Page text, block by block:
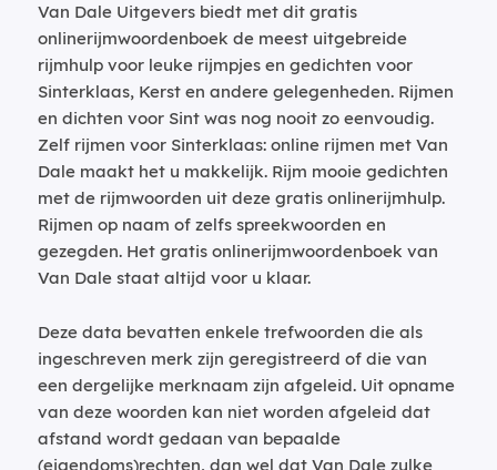
Van Dale Uitgevers biedt met dit gratis
onlinerijmwoordenboek de meest uitgebreide
rijmhulp voor leuke rijmpjes en gedichten voor
Sinterklaas, Kerst en andere gelegenheden. Rijmen
en dichten voor Sint was nog nooit zo eenvoudig.
Zelf rijmen voor Sinterklaas: online rijmen met Van
Dale maakt het u makkelijk. Rijm mooie gedichten
met de rijmwoorden uit deze gratis onlinerijmhulp.
Rijmen op naam of zelfs spreekwoorden en
gezegden. Het gratis onlinerijmwoordenboek van
Van Dale staat altijd voor u klaar.
Deze data bevatten enkele trefwoorden die als
ingeschreven merk zijn geregistreerd of die van
een dergelijke merknaam zijn afgeleid. Uit opname
van deze woorden kan niet worden afgeleid dat
afstand wordt gedaan van bepaalde
(eigendoms)rechten, dan wel dat Van Dale zulke